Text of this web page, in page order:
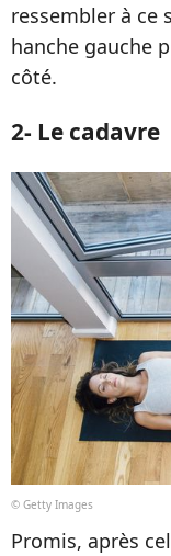
ressembler à ce
hanche gauche
côté.
2- Le cadavre
© Getty Images
Promis, après